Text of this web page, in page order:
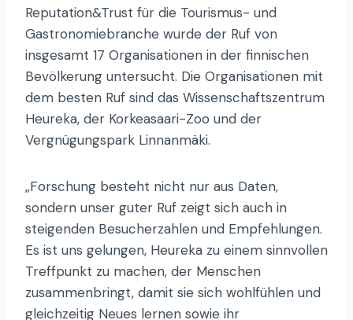
Reputation&Trust für die Tourismus- und
Gastronomiebranche wurde der Ruf von
insgesamt 17 Organisationen in der finnischen
Bevölkerung untersucht. Die Organisationen mit
dem besten Ruf sind das Wissenschaftszentrum
Heureka, der Korkeasaari-Zoo und der
Vergnügungspark Linnanmäki.
„Forschung besteht nicht nur aus Daten,
sondern unser guter Ruf zeigt sich auch in
steigenden Besucherzahlen und Empfehlungen.
Es ist uns gelungen, Heureka zu einem sinnvollen
Treffpunkt zu machen, der Menschen
zusammenbringt, damit sie sich wohlfühlen und
gleichzeitig Neues lernen sowie ihr